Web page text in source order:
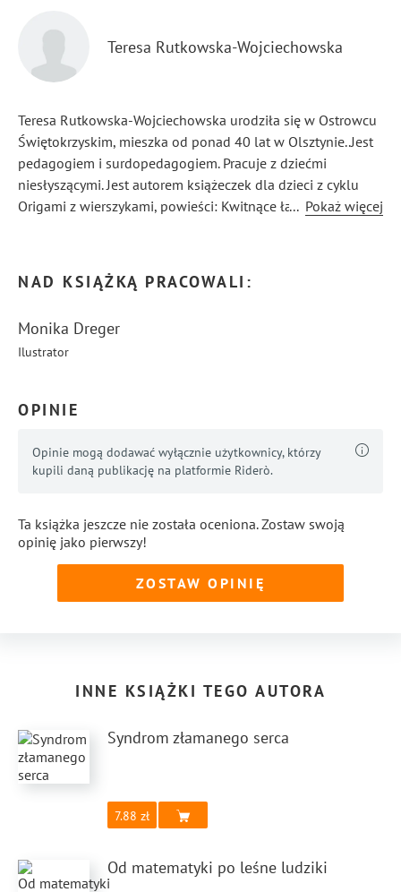
Teresa Rutkowska-Wojciechowska
Teresa Rutkowska-Wojciechowska urodziła się w Ostrowcu
Świętokrzyskim, mieszka od ponad 40 lat w Olsztynie..Jest
pedagogiem i surdopedagogiem. Pracuje z dziećmi
niesłyszącymi. Jest autorem książeczek dla dzieci z cyklu
Origami z wierszykami, powieści: Kwitnące łany
... Pokaż więcej
NAD KSIĄŻKĄ PRACOWALI:
Monika Dreger
Ilustrator
OPINIE
Opinie mogą dodawać wyłącznie użytkownicy, którzy
kupili daną publikację na platformie Riderò.
Ta książka jeszcze nie została oceniona. Zostaw swoją
opinię jako pierwszy!
ZOSTAW OPINIĘ
INNE KSIĄŻKI TEGO AUTORA
Syndrom złamanego serca
7.88
Od matematyki po leśne ludziki